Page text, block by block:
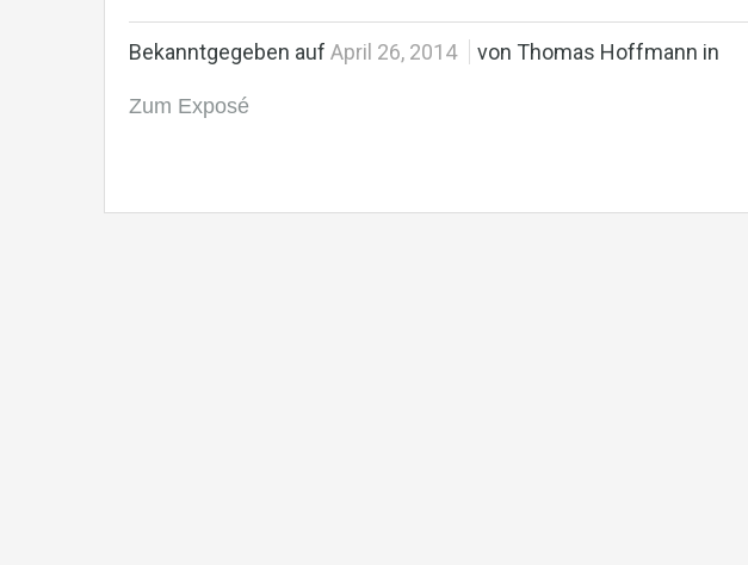
Bekanntgegeben auf April 26, 2014 von Thomas Hoffmann in
Zum Exposé